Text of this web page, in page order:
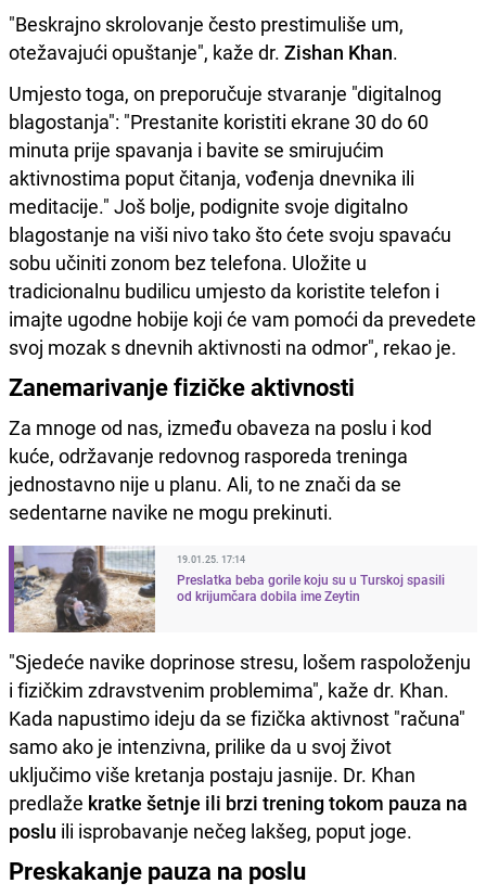
"Beskrajno skrolovanje često prestimuliše um,
otežavajući opuštanje", kaže dr. Zishan Khan.
Umjesto toga, on preporučuje stvaranje "digitalnog
blagostanja": "Prestanite koristiti ekrane 30 do 60
minuta prije spavanja i bavite se smirujućim
aktivnostima poput čitanja, vođenja dnevnika ili
meditacije." Još bolje, podignite svoje digitalno
blagostanje na viši nivo tako što ćete svoju spavaću
sobu učiniti zonom bez telefona. Uložite u
tradicionalnu budilicu umjesto da koristite telefon i
imajte ugodne hobije koji će vam pomoći da prevedete
svoj mozak s dnevnih aktivnosti na odmor", rekao je.
Zanemarivanje fizičke aktivnosti
Za mnoge od nas, između obaveza na poslu i kod
kuće, održavanje redovnog rasporeda treninga
jednostavno nije u planu. Ali, to ne znači da se
sedentarne navike ne mogu prekinuti.
19.01.25. 17:14
Preslatka beba gorile koju su u Turskoj spasili
od krijumčara dobila ime Zeytin
"Sjedeće navike doprinose stresu, lošem raspoloženju
i fizičkim zdravstvenim problemima", kaže dr. Khan.
Kada napustimo ideju da se fizička aktivnost "računa"
samo ako je intenzivna, prilike da u svoj život
uključimo više kretanja postaju jasnije. Dr. Khan
predlaže kratke šetnje ili brzi trening tokom pauza na
poslu ili isprobavanje nečeg lakšeg, poput joge.
Preskakanje pauza na poslu